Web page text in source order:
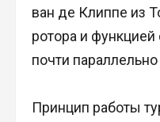
ван де Клиппе из
ротора и функцией
почти
Принцип работы